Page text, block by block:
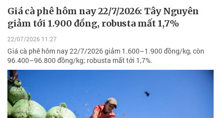
Giá cà phê hôm nay 22/7/2026: Tây Nguyên
giảm tới 1.900 đồng, robusta mất 1,7%
22/07/2026 11:27
Giá cà phê hôm nay 22/7/2026 giảm 1.600–1.900 đồng/kg, còn
96.400–96.800 đồng/kg; robusta mất tới 1,7%.